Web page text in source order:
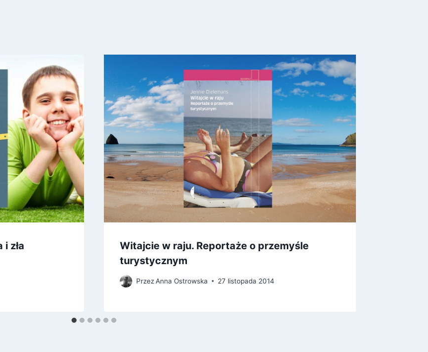
zła
Witajcie w raju. Reportaże o przemyśle
turystycznym
PrzezAnna Ostrowska 27 listopada 2014